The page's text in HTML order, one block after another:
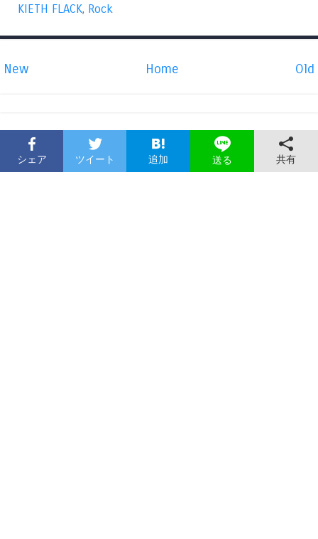
KIETH FLACK, Rock
New Old
Home
シェア ツイート 追加 送る 共有